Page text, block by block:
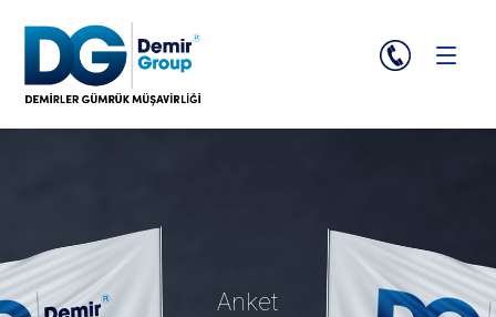
Anket